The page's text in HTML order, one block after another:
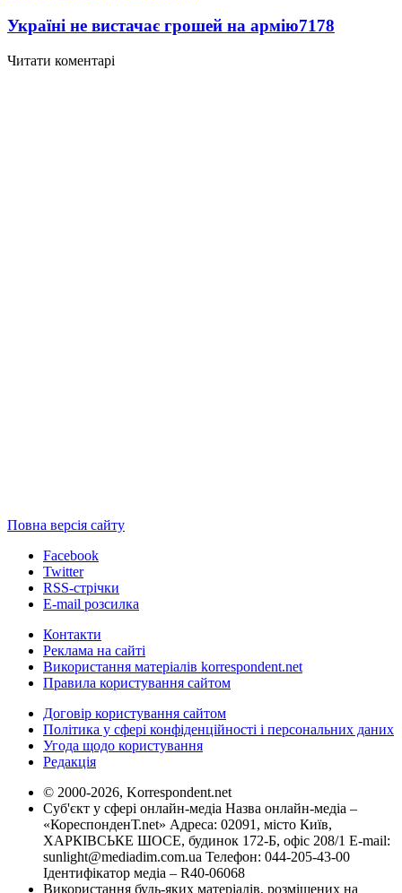
Україні не вистачає грошей на армію7178
Читати коментарі
Повна версія сайту
Facebook
Twitter
RSS-стрічки
E-mail розсилка
Контакти
Реклама на сайті
Використання матеріалів korrespondent.net
Правила користування сайтом
Договір користування сайтом
Політика у сфері конфіденційності і персональних даних
Угода щодо користування
Редакція
© 2000-2026, Korrespondent.net
Суб'єкт у сфері онлайн-медіа Назва онлайн-медіа –
«КореспонденТ.net» Адреса: 02091, місто Київ,
ХАРКІВСЬКЕ ШОСЕ, будинок 172-Б, офіс 208/1 E-mail:
sunlight@mediadim.com.ua Телефон: 044-205-43-00
Ідентифікатор медіа – R40-06068
Використання будь-яких матеріалів, розміщених на